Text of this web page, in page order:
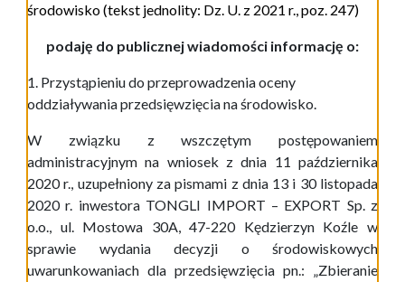
środowisko(tekst jednolity: Dz. U. z 2021 r., poz. 247)
podaję do publicznej wiadomości informację o:
1. Przystąpieniu do przeprowadzenia oceny
oddziaływania przedsięwzięcia na środowisko.
W związku z wszczętym postępowaniem
administracyjnym na wniosek z dnia 11 października
2020 r., uzupełniony za pismami z dnia 13 i 30 listopada
2020 r. inwestora TONGLI IMPORT – EXPORT Sp. z
o.o., ul. Mostowa 30A, 47-220 Kędzierzyn Koźle w
sprawie wydania decyzji o środowiskowych
uwarunkowaniach dla przedsięwzięcia pn.: „Zbieranie